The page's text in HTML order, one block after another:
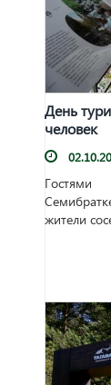
День
человек
Гостями
жители